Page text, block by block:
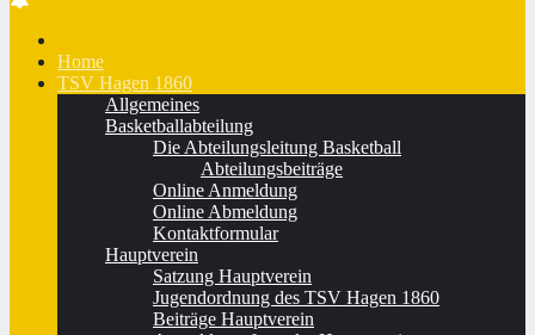
Home
TSV Hagen 1860
Allgemeines
Basketballabteilung
Die Abteilungsleitung Basketball
Abteilungsbeiträge
Online Anmeldung
Online Abmeldung
Kontaktformular
Hauptverein
Satzung Hauptverein
Jugendordnung des TSV Hagen 1860
Beiträge Hauptverein